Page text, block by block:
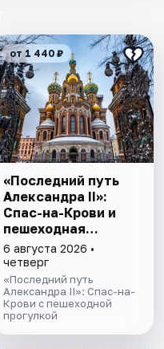
от 1 440 ₽
«Последний путь
Александра II»:
Спас-на-Крови и
пешеходная
прогулка
6 августа 2026 •
четверг
«Последний путь
Александра II»: Спас-на-
Крови с пешеходной
прогулкой